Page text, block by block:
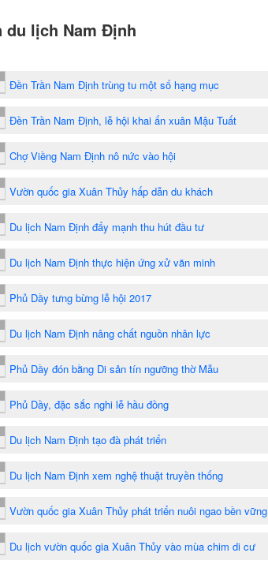
du lịch Nam Định
Đền Trần Nam Định trùng tu một số hạng mục
Đền Trần Nam Định, lễ hội khai ấn xuân Mậu Tuất
Chợ Viềng Nam Định nô nức vào hội
Vườn quốc gia Xuân Thủy hấp dẫn du khách
Du lịch Nam Định đẩy mạnh thu hút đầu tư
Du lịch Nam Định thực hiện ứng xử văn minh
Phủ Dầy tưng bừng lễ hội 2017
Du lịch Nam Định nâng chất nguồn nhân lực
Phủ Dầy đón bằng Di sản tín ngưỡng thờ Mẫu
Phủ Dầy, đặc sắc nghi lễ hầu đồng
Du lịch Nam Định tạo đà phát triển
Du lịch Nam Định xem nghệ thuật truyền thống
Vườn quốc gia Xuân Thủy phát triển nuôi ngao bền vững
Du lịch vườn quốc gia Xuân Thủy vào mùa chim di cư